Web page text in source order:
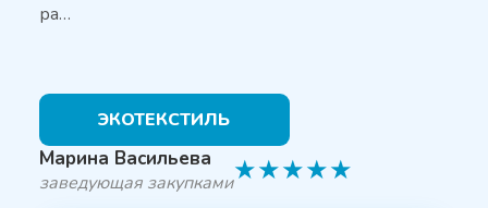
ра…
ЭКОТЕКСТИЛЬ
Марина Васильева
заведующая закупками★★★★★